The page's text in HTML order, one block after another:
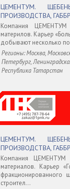
ЦЕМЕНТУМ.
ПРОИЗВОДСТВА,
Компания ЦЕМЕНТУМ
материлов. Карьер
добывают несколько
Регионы: Москва,
Петербург,
Республика Татарстан
ЦЕМЕНТУМ.
ПРОИЗВОДСТВА,
Компания ЦЕМЕНТУМ
материалов. Карьер
строител...